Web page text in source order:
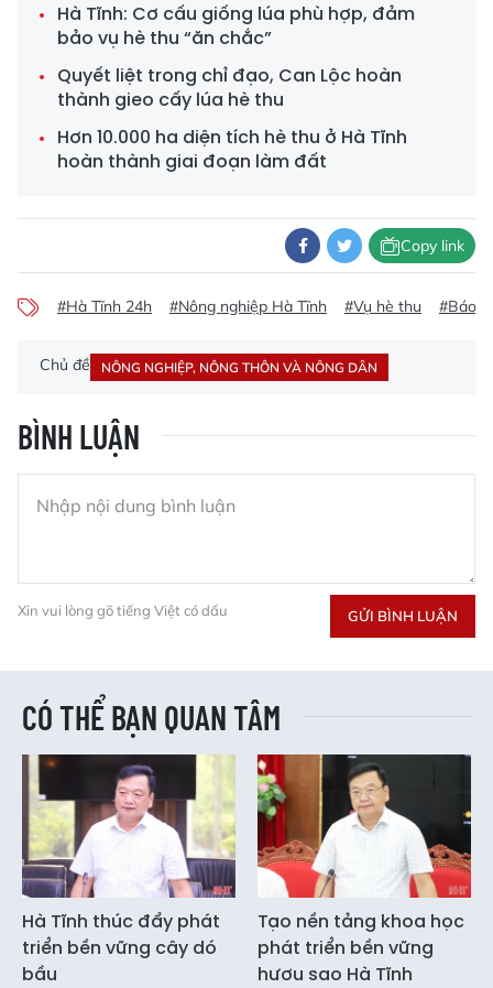
Hà Tĩnh: Cơ cấu giống lúa phù hợp, đảm
bảo vụ hè thu “ăn chắc”
Quyết liệt trong chỉ đạo, Can Lộc hoàn
thành gieo cấy lúa hè thu
Hơn 10.000 ha diện tích hè thu ở Hà Tĩnh
hoàn thành giai đoạn làm đất
Copy link
#Hà Tĩnh 24h #Nông nghiệp Hà Tĩnh #Vụ hè thu #Báo
Chủ đề NÔNG NGHIỆP, NÔNG THÔN VÀ NÔNG DÂN
BÌNH LUẬN
Xin vui lòng gõ tiếng Việt có dấu GỬI BÌNH LUẬN
CÓ THỂ BẠN QUAN TÂM
Hà Tĩnh thúc đẩy phát
triển bền vững cây dó
bầu
Tạo nền tảng khoa học
phát triển bền vững
hươu sao Hà Tĩnh